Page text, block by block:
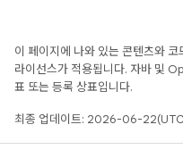
이 페이지에 나와 있는 콘텐츠와 코
라이선스가 적용됩니다. 자바 및
표 또는 등록 상표입니다.
최종 업데이트: 2026-06-